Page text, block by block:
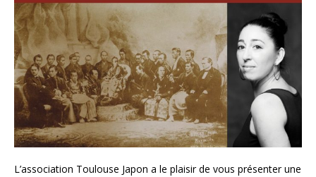
L’association Toulouse Japon a le plaisir de vous présenter une